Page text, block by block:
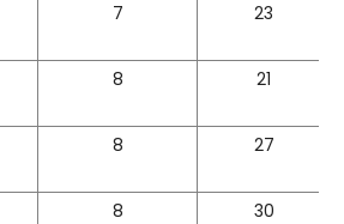
7 23
8 21
8 27
8 30